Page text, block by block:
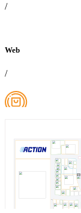
/
Web
/